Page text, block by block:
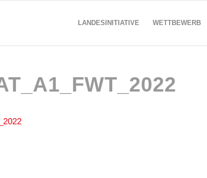
LANDESINITIATIVE WETTBEWERB